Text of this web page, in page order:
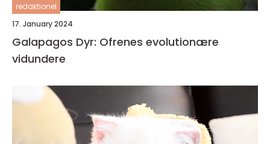
redaktionel
17. January 2024
Galapagos Dyr: Ofrenes evolutionære
vidundere